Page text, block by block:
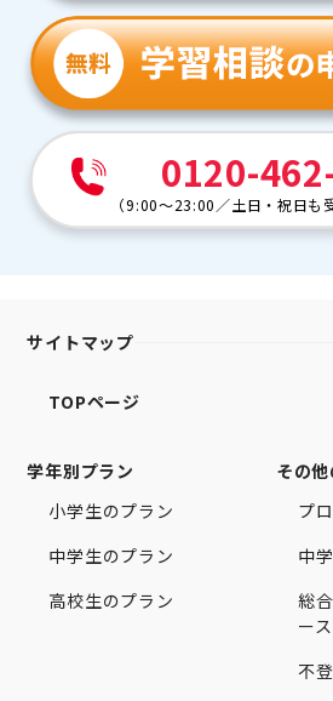
0120-
（9:00～23:00 ／土日・祝日も
サイトマップ
TOPページ
学年別プラン
小学生のプラン
中学生のプラン
高校生のプラン
その
プ
中
総
ース
不